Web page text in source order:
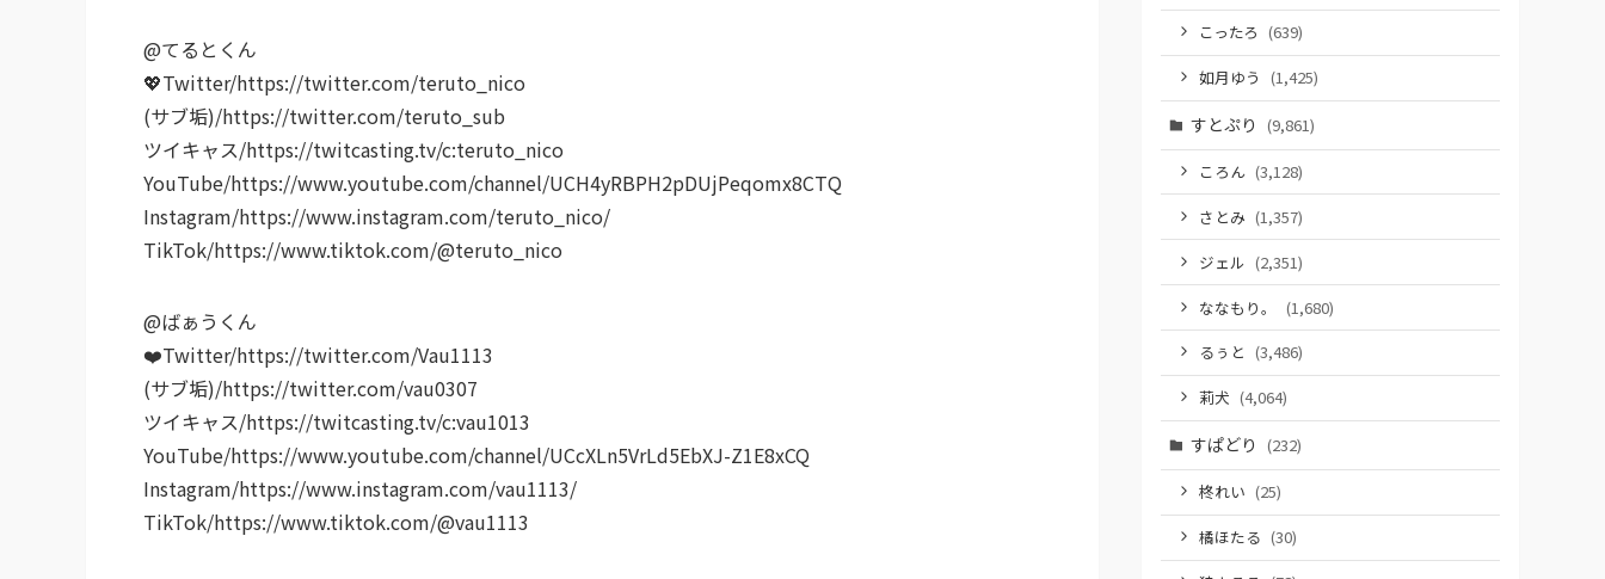
@てるとくん
💖Twitter/https://twitter.com/teruto_nico
(サブ垢)/https://twitter.com/teruto_sub
ツイキャス/https://twitcasting.tv/c:teruto_nico
YouTube/https://www.youtube.com/channel/UCH4yRBPH2pDUjPeqomx8CTQ
Instagram/https://www.instagram.com/teruto_nico/
TikTok/https://www.tiktok.com/@teruto_nico
@ばぁうくん
❤️Twitter/https://twitter.com/Vau1113
(サブ垢)/https://twitter.com/vau0307
ツイキャス/https://twitcasting.tv/c:vau1013
YouTube/https://www.youtube.com/channel/UCcXLn5VrLd5EbXJ-Z1E8xCQ
Instagram/https://www.instagram.com/vau1113/
TikTok/https://www.tiktok.com/@vau1113
こったろ (639)
如月ゆう (1,425)
すとぷり (9,861)
ころん (3,128)
さとみ (1,357)
ジェル (2,351)
ななもり。
(1,680)
るぅと (3,486)
莉犬 (4,064)
すぱどり (232)
柊れい (25)
橘ほたる (30)